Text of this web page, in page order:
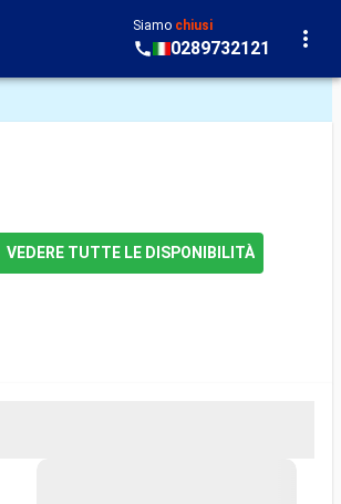
Siamo chiusi
0289732121
VEDERE TUTTE LE DISPONIBILITÀ